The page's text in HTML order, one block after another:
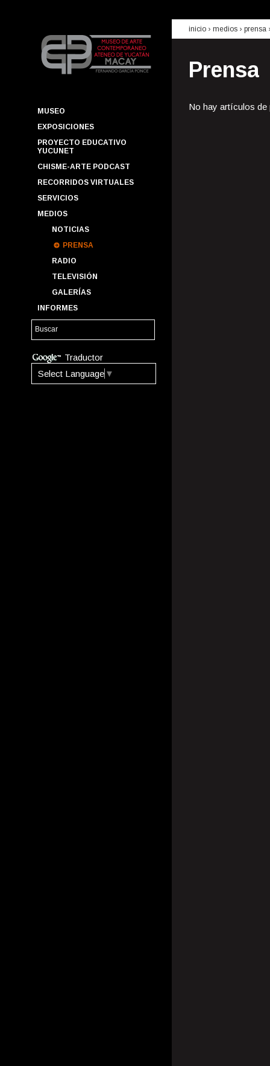
MUSEO
EXPOSICIONES
PROYECTO EDUCATIVO
YUCUNET
CHISME-ARTE PODCAST
RECORRIDOS VIRTUALES
SERVICIOS
MEDIOS
NOTICIAS
PRENSA
RADIO
TELEVISIÓN
GALERÍAS
INFORMES
Traductor
Select Language ▼
inicio › medios › prensa
Prensa
No hay artículos de